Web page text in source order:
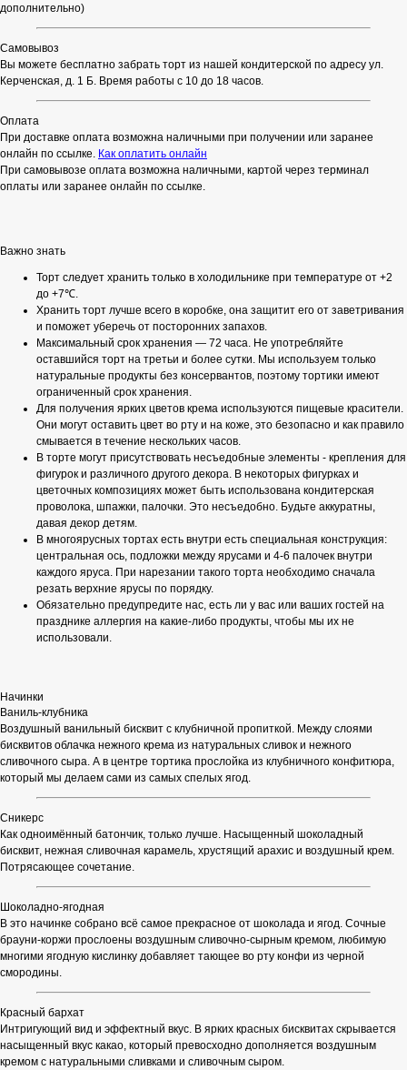
дополнительно)
Самовывоз
Вы можете бесплатно забрать торт из нашей кондитерской по адресу ул.
Керченская, д. 1 Б. Время работы с 10 до 18 часов.
Оплата
При доставке оплата возможна наличными при получении или заранее
онлайн по ссылке. Как оплатить онлайн
При самовывозе оплата возможна наличными, картой через терминал
оплаты или заранее онлайн по ссылке.
Важно знать
Торт следует хранить только в холодильнике при температуре от +2
до +7℃.
Хранить торт лучше всего в коробке, она защитит его от заветривания
и поможет уберечь от посторонних запахов.
Максимальный срок хранения — 72 часа. Не употребляйте
оставшийся торт на третьи и более сутки. Мы используем только
натуральные продукты без консервантов, поэтому тортики имеют
ограниченный срок хранения.
Для получения ярких цветов крема используются пищевые красители.
Они могут оставить цвет во рту и на коже, это безопасно и как правило
смывается в течение нескольких часов.
В торте могут присутствовать несъедобные элементы - крепления для
фигурок и различного другого декора. В некоторых фигурках и
цветочных композициях может быть использована кондитерская
проволока, шпажки, палочки. Это несъедобно. Будьте аккуратны,
давая декор детям.
В многоярусных тортах есть внутри есть специальная конструкция:
центральная ось, подложки между ярусами и 4-6 палочек внутри
каждого яруса. При нарезании такого торта необходимо сначала
резать верхние ярусы по порядку.
Обязательно предупредите нас, есть ли у вас или ваших гостей на
празднике аллергия на какие-либо продукты, чтобы мы их не
использовали.
Начинки
Ваниль-клубника
Воздушный ванильный бисквит с клубничной пропиткой. Между слоями
бисквитов облачка нежного крема из натуральных сливок и нежного
сливочного сыра. А в центре тортика прослойка из клубничного конфитюра,
который мы делаем сами из самых спелых ягод.
Сникерс
Как одноимённый батончик, только лучше. Насыщенный шоколадный
бисквит, нежная сливочная карамель, хрустящий арахис и воздушный крем.
Потрясающее сочетание.
Шоколадно-ягодная
В это начинке собрано всё самое прекрасное от шоколада и ягод. Сочные
брауни-коржи прослоены воздушным сливочно-сырным кремом, любимую
многими ягодную кислинку добавляет тающее во рту конфи из черной
смородины.
Красный бархат
Интригующий вид и эффектный вкус. В ярких красных бисквитах скрывается
насыщенный вкус какао, который превосходно дополняется воздушным
кремом с натуральными сливками и сливочным сыром.